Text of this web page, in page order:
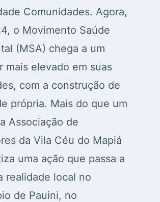
Comunidades. Agora,
o Movimento Saúde
(MSA) chega a um
mais elevado em suas
com a construção de
própria. Mais do que um
Associação de
da Vila Céu do Mapiá
uma ação que passa a
realidade local no
de Pauini, no